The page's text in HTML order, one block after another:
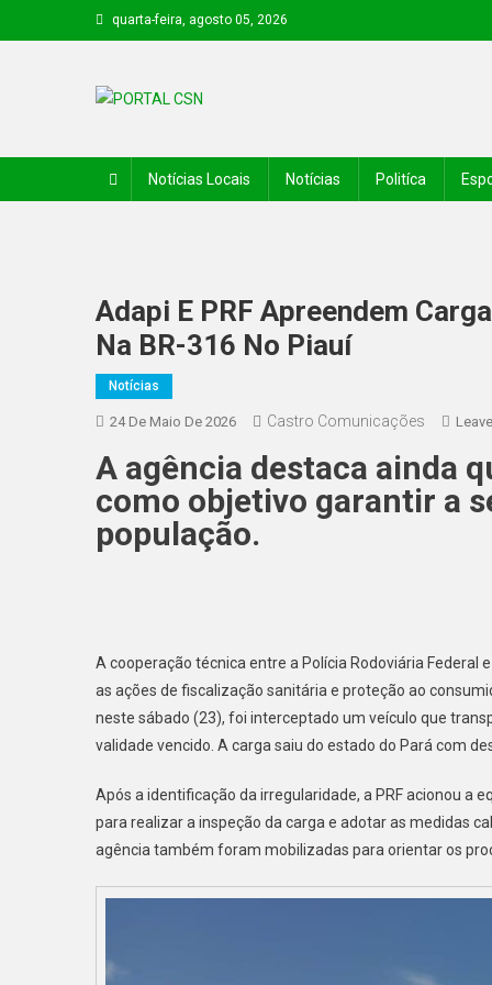
quarta-feira, agosto 05, 2026
Notícias Locais Notícias Politíca
Adapi E PRF Apreendem
Na BR-316 No Piauí
Notícias
24 De Maio De 2026 Castro Comunicações
A agência destaca ainda
como objetivo garantir a
população.
A cooperação técnica entre a Polícia Rodoviária
as ações de fiscalização sanitária e proteção ao
neste sábado (23), foi interceptado um veículo que
validade vencido. A carga saiu do estado do Pará com
Após a identificação da irregularidade, a PRF acionou a
para realizar a inspeção da carga e adotar as medidas
agência também foram mobilizadas para orientar os